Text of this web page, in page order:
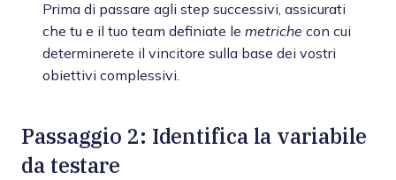
Prima di passare agli step successivi, assicurati
che tu e il tuo team definiate le metriche con cui
determinerete il vincitore sulla base dei vostri
obiettivi complessivi.
Passaggio 2: Identifica la variabile
da testare